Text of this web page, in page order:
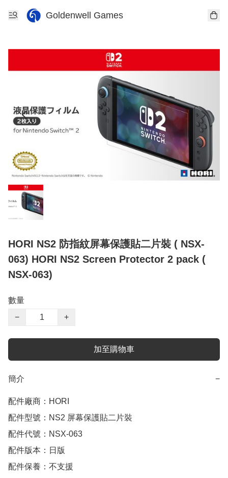
Goldenwell Games
HORI NS2 防指紋屏幕保護貼二片裝 ( NSX-
063) HORI NS2 Screen Protector 2 pack (
NSX-063)
數量
−
+
加至購物車
簡介 −
配件廠商：HORI
配件型號：NS2 屏幕保護貼二片裝
配件代號：NSX-063
配件版本：日版
配件保養：不支援